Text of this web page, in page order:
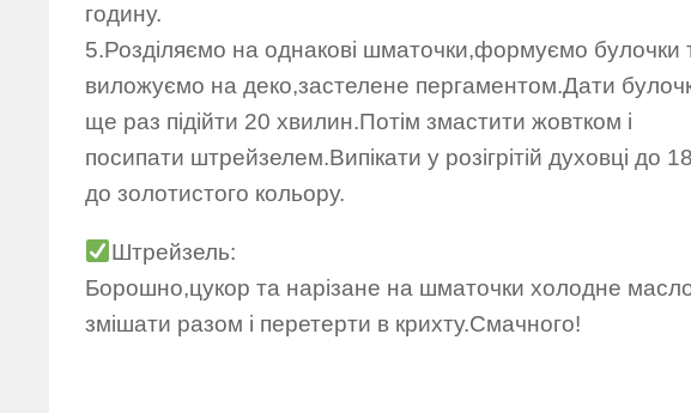
годину.
5.Розділяємо на однакові шматочки,формуємо булочки
виложуємо на деко,застелене пергаментом.Дати
ще раз підійти 20 хвилин.Потім змастити жовтком і
посипати штрейзелем.Випікати у розігрітій духовці до
до золотистого кольору.
Штрейзель:
Борошно,цукор та нарізане на шматочки холодне
змішати разом і перетерти в крихту.Смачного!